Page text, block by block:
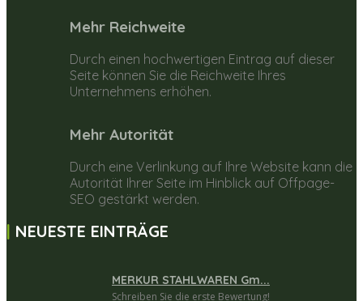
Mehr Reichweite
Durch einen hochwertigen Eintrag auf dieser
Seite können Sie die Reichweite Ihres
Unternehmens erhöhen.
Mehr Autorität
Durch eine Verlinkung auf Ihre Website kann die
Autorität Ihrer Seite im Hinblick auf Offpage-
SEO gestärkt werden.
NEUESTE EINTRÄGE
MERKUR STAHLWAREN Gm...
Schreiben Sie die erste Bewertung!